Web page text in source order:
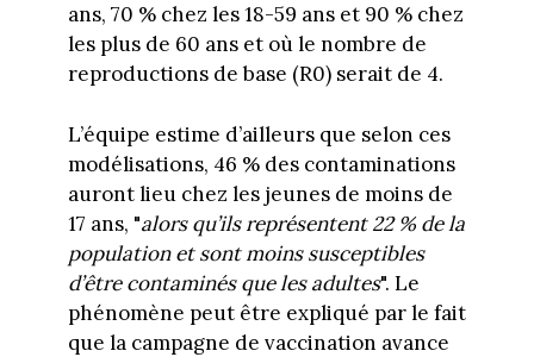
ans, 70 % chez les 18-59 ans et 90 % chez
les plus de 60 ans et où le nombre de
reproductions de base (R0) serait de 4.
L’équipe estime d’ailleurs que selon ces
modélisations, 46 % des contaminations
auront lieu chez les jeunes de moins de
17 ans, "alors qu’ils représentent 22 % de la
population et sont moins susceptibles
d’être contaminés que les adultes". Le
phénomène peut être expliqué par le fait
que la campagne de vaccination avance